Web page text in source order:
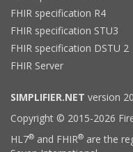
FHIR specification R4
FHIR specification STU3
FHIR specification DSTU 2
FHIR Server
SIMPLIFIER.NET version
Copyright © 2015-2026
HL7® and FHIR® are the